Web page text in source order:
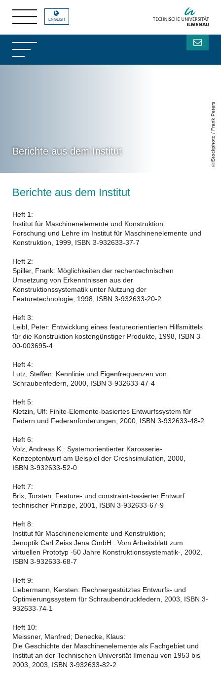
Berichte aus dem Institut iStockphoto / Frank Peters
ENGLISH
Berichte aus dem Institut
Heft 1:
Institut für Maschinenelemente und Konstruktion:
Forschung und Lehre im Institut für Maschinenelemente und
Konstruktion, 1999, ISBN 3-932633-37-7
Heft 2:
Spiller, Frank: Möglichkeiten der rechentechnischen
Umsetzung von Erkenntnissen aus der
Konstruktionssystematik unter Nutzung der
Featuretechnologie, 1998, ISBN 3-932633-20-2
Heft 3:
Leibl, Peter: Entwicklung eines featureorientierten Hilfsmittels
für die Konstruktion kostengünstiger Produkte, 1998, ISBN 3-
00-003695-4
Heft 4:
Lutz, Steffen: Kennlinie und Eigenfrequenzen von
Schraubenfedern, 2000, ISBN 3-932633-47-4
Heft 5:
Kletzin, Ulf: Finite-Elemente-basiertes Entwurfssystem für
Federn und Federanforderungen, 2000, ISBN 3-932633-48-2
Heft 6:
Volz, Andreas K.: Systemorientierter Karosserie-
Konzeptentwurf am Beispiel der Creshsimulation, 2000,
ISBN 3-932633-52-0
Heft 7:
Brix, Torsten: Feature- und constraint-basierter Entwurf
technischer Prinzipe, 2001, ISBN 3-932633-67-9
Heft 8:
Institut für Maschinenelemente und Konstruktion;
Jenoptik Carl Zeiss Jena GmbH : Vom Arbeitsblatt zum
virtuellen Prototyp -50 Jahre Konstruktionssystematik-, 2002,
ISBN 3-932633-68-7
Heft 9:
Liebermann, Kersten: Rechnergestütztes Entwurfs- und
Optimierungssystem für Schraubendruckfedern, 2003, ISBN 3-
932633-74-1
Heft 10:
Meissner, Manfred; Denecke, Klaus:
Die Geschichte der Maschinenelemente als Fachgebiet und
Institut an der Technischen Universität Ilmenau von 1953 bis
2003, 2003, ISBN 3-932633-82-2